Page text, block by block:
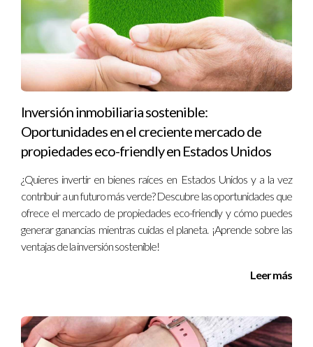
inmobiliariasen Miami Dade puede ser una
excelente oportunidad para diversificar tu cartera
y generar ingresos a largo plazo. Sin embargo, es
fundamental comprender los riesgos asociados
con las fluctuaciones del tipo de cambio y tomar
medidas para proteger tu inversión.
Trabajar con un agente inmobiliario
experto en el
puede marcar la diferencia en el éxito de tu
inversión. No dudes en buscar asesoramiento
profesional y aprovechar todas las herramientas
disponibles para tomar decisiones informadas y
objetivos de inversión.
Inversión inmobiliaria sostenible:
Oportunidades en el creciente mercado de
propiedades eco-friendly en Estados Unidos
¿Quieres invertir en bienes raíces en Estados Unidos y a la vez
contribuir a un futuro más verde? Descubre las oportunidades que
ofrece el mercado de propiedades eco-friendly y cómo puedes
generar ganancias mientras cuidas el planeta. ¡Aprende sobre las
ventajas de la inversión sostenible!
Leer más